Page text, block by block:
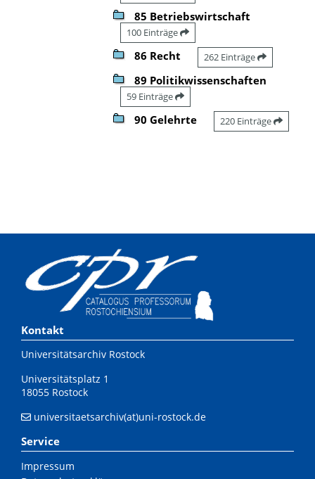
85 Betriebswirtschaft
100 Einträge
86 Recht 262 Einträge
89 Politikwissenschaften
59 Einträge
90 Gelehrte 220 Einträge
Kontakt
Universitätsarchiv Rostock
Universitätsplatz 1
18055 Rostock
universitaetsarchiv(at)uni-rostock.de
Service
Impressum